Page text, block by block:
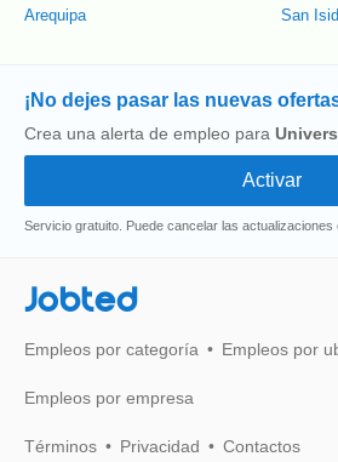
Arequipa San
¡No dejes pasar las nuevas
Crea una alerta de empleo para
Servicio gratuito. Puede cancelar las actualizaciones
Jobted
Empleos por categoría Empleos por
Empleos por empresa
Términos Privacidad Contactos